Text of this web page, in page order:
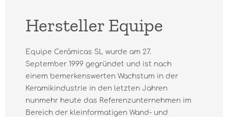
Hersteller Equipe
Equipe Cerámicas SL wurde am 27.
September 1999 gegründet und ist nach
einem bemerkenswerten Wachstum in der
Keramikindustrie in den letzten Jahren
nunmehr heute das Referenzunternehmen im
Bereich der kleinformatigen Wand- und